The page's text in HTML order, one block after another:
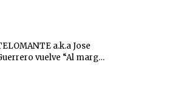
a.k.a Jose
vuelve “Al marg…